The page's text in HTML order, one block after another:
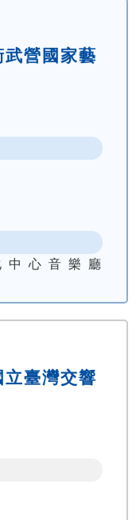
營國家藝
心音樂廳
臺灣交響